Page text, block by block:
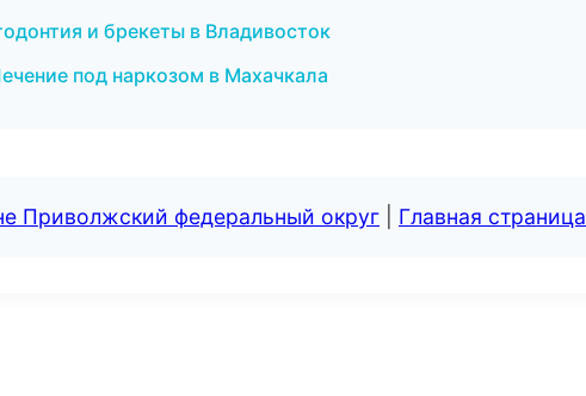
и брекеты в Владивосток
под наркозом в Махачкала
Приволжский федеральный округ Главная страница